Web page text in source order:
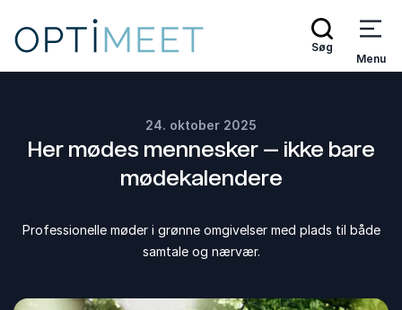
Søg
Menu
24. oktober 2025
Her mødes mennesker – ikke bare
mødekalendere
Professionelle møder i grønne omgivelser med plads til både
samtale og nærvær.